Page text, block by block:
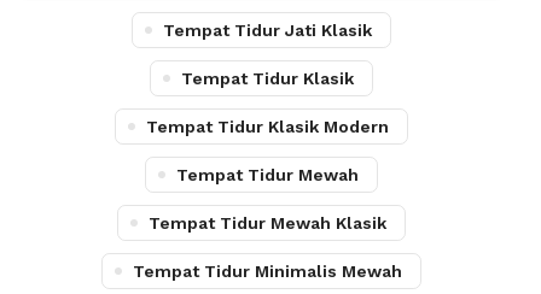
Tempat Tidur Jati Klasik
Tempat Tidur Klasik
Tempat Tidur Klasik Modern
Tempat Tidur Mewah
Tempat Tidur Mewah Klasik
Tempat Tidur Minimalis Mewah